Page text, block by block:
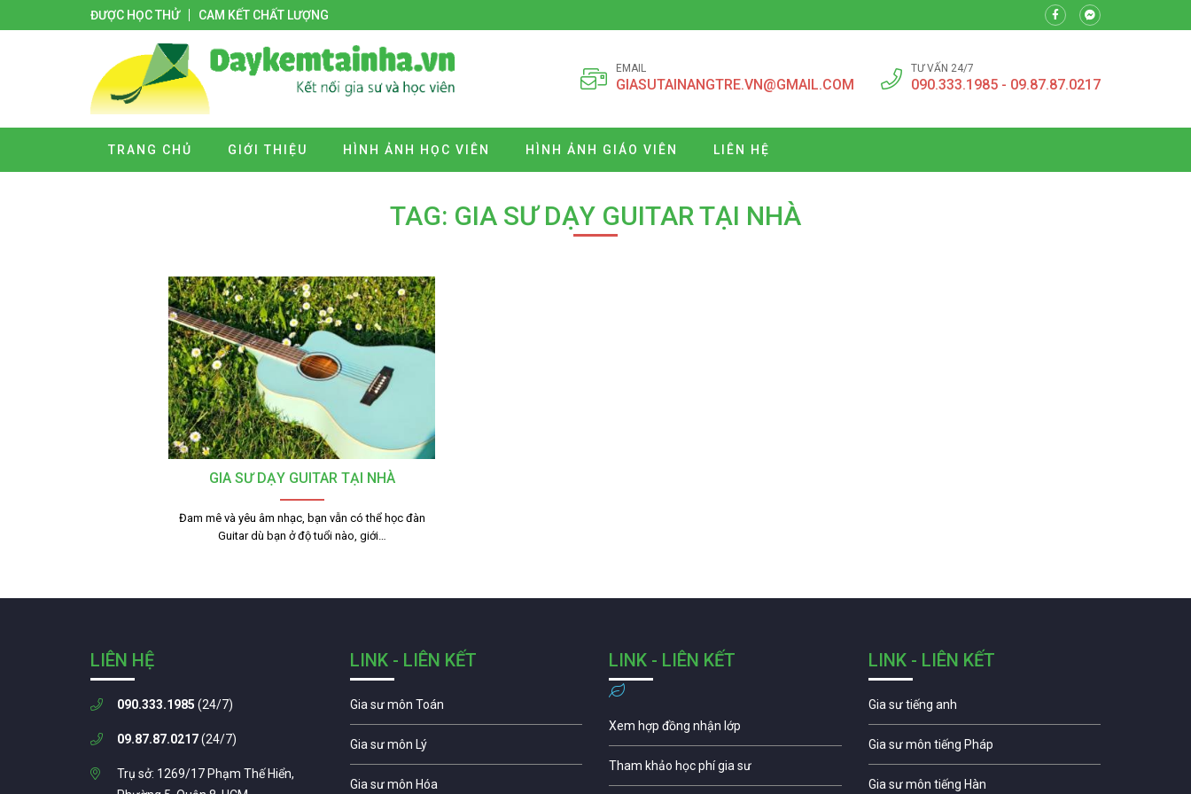
ĐƯỢC HỌC THỬ CAM KẾT CHẤT LƯỢNG
EMAIL
GIASUTAINANGTRE.VN@GMAIL.COM
TƯ VẤN 24/7
090.333.1985 - 09.87.87.0217
TRANG CHỦ GIỚI THIỆU HÌNH ẢNH HỌC VIÊN HÌNH ẢNH GIÁO VIÊN LIÊN HỆ
TAG: GIA SƯ DẠY GUITAR TẠI NHÀ
GIA SƯ DẠY GUITAR TẠI NHÀ
Đam mê và yêu âm nhạc, bạn vẫn có thể học đàn
Guitar dù bạn ở độ tuổi nào, giới…
LIÊN HỆ
090.333.1985 (24/7)
09.87.87.0217(24/7)
Trụ sở: 1269/17 Phạm Thế Hiển,
LINK - LIÊN KẾT
Gia sư môn Toán
Gia sư môn Lý
Gia sư môn Hóa
LINK - LIÊN KẾT
Xem hợp đồng nhận lớp
Tham khảo học phí gia sư
LINK - LIÊN KẾT
Gia sư tiếng anh
Gia sư môn tiếng Pháp
Gia sư môn tiếng Hàn